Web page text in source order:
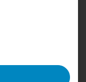
für die eine